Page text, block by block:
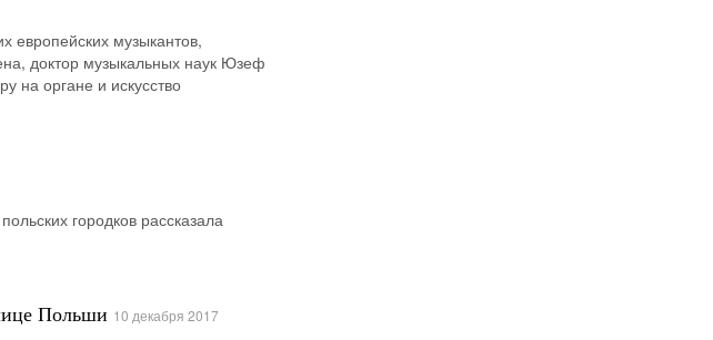
европейских музыкантов,
доктор музыкальных наук Юзеф
на органе и искусство
городков рассказала
Польши 10 декабря 2017